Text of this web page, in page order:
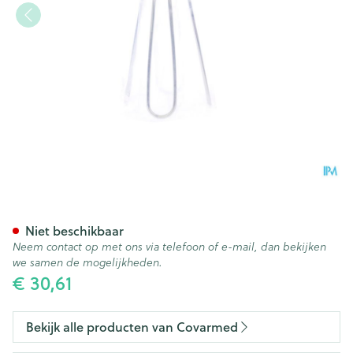
€ 30,61
Niet beschikbaar
Neem contact op met ons via telefoon of e-mail, dan bekijken
we samen de mogelijkheden.
Bekijk alle producten van Covarmed